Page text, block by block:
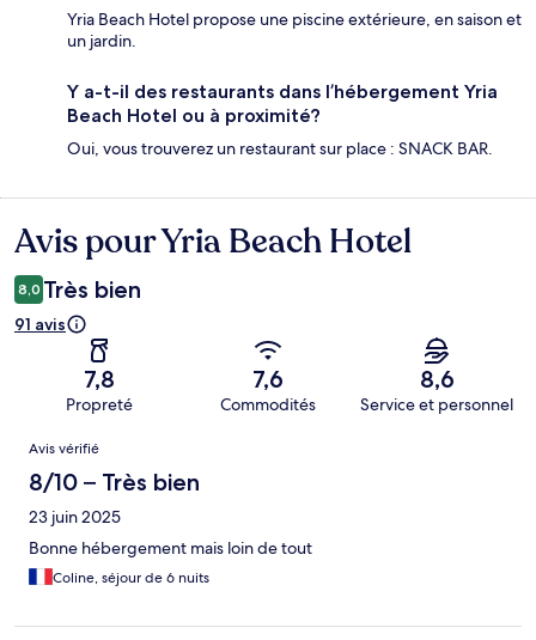
Yria Beach Hotel propose une piscine extérieure, en saison et
un jardin.
Y a-t-il des restaurants dans l’hébergement Yria
Beach Hotel ou à proximité?
Oui, vous trouverez un restaurant sur place : SNACK BAR.
Avis
Avis pour Yria Beach Hotel
8,0 Très bien
91 avis
7,8
Propreté
7,6
Commodités
8,6
Service et personnel
Avis
Avis vérifié
8/10 – Très bien
23 juin 2025
Bonne hébergement mais loin de tout
Coline, séjour de 6 nuits